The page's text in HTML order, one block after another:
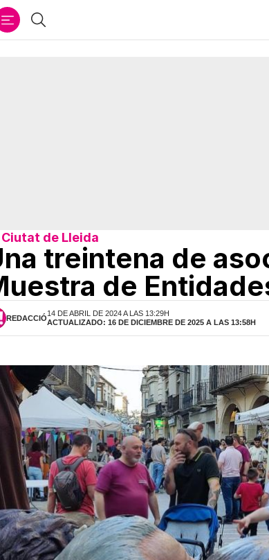
Buscar
Ciutat de Lleida
treintena de
de
REDACCIÓ
14 DE ABRIL DE 2024 A LAS 13:29H
ACTUALIZADO: 16 DE DICIEMBRE DE 2025 A LAS 13:58H